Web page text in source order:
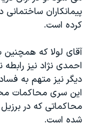
سفر پرزیدنت ترامپ به
پیمانکاران
کرده است.
آقای لولا که همچنین
احمدی نژاد نیز
دیگر نیز متهم به
این سری محاکمات
محاکماتی که در
شده است.